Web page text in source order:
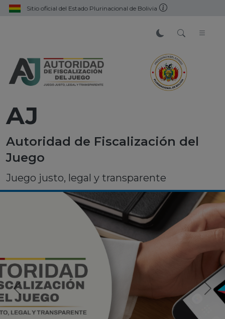
Sitio oficial del Estado Plurinacional de Bolivia
AJ
Autoridad de Fiscalización del
Juego
Juego justo, legal y transparente